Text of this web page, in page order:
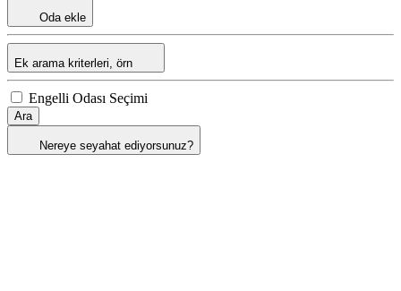
Oda ekle
Ek arama kriterleri, örn
Engelli Odası Seçimi
Ara
Nereye seyahat ediyorsunuz?